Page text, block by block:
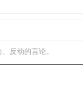
反动的言论。